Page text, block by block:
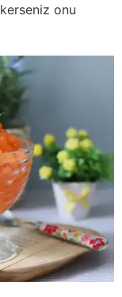
onu